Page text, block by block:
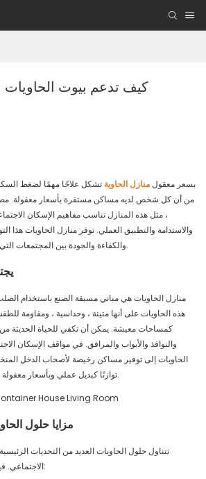
كيف تدعم بيوت الحاويات
بسعر معقولمنازل الحاوية تشكل علاجًا مهمًا لضغط
من أن كل شخص لديه مساكن مستقرة بأسعار معقولة.
، مثل هذه المنازل تناسب مفاهيم الإسكان
والاستدامة والتطبيق العملي. توفر منازل الحاويات هذا
والكفاءة والجودة بين المجتمعات التي تتشابك فيها هذه المشكلات.
منازل الحاويات هي مباني مسبقة الصنع باستخدام
هذه الحاويات على أنها متينة ، وحداسية ، ومقاومة
كمساحات معيشة. يمكن أن تكفي للحياة الحديثة
والنوافذ والأبواب والمرافق. في مواقف الإسكان
الحاويات إلى توفير مساكن رخيصة لأصحاب الدخل
توازنًا كبديل عملي وبأسعار معقولة بالمقارنة مع المبنى التقليدي.
مزايا حلول
تتناول حلول الحاويات العديد من التحديات
الاجتماعي. فيما يلي بعض المزايا المحددة: